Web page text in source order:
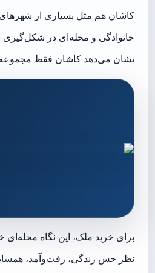
کاشان هم مثل بسیاری از
خانوادگی و محله‌ای در شکل‌گیری
نشان می‌دهد کاشان فقط
برای خرید ملک، این نگاه
نظر حس زندگی، رفت‌وآمد،